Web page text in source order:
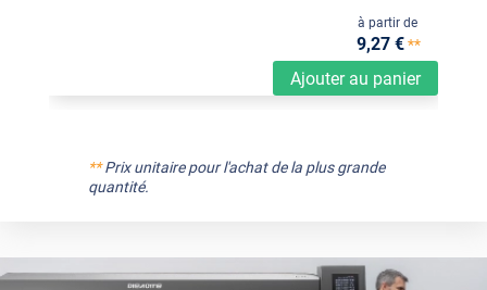
Ajouter au panier
à partir de
9,27 €**
**Prix unitaire pour l'achat de la plus grande
quantité.